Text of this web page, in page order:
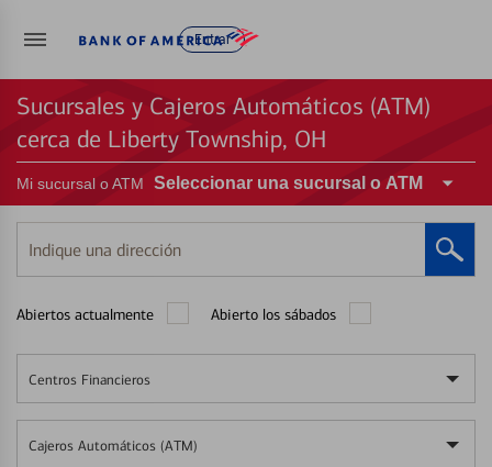
Entrar
Sucursales y Cajeros Automáticos (ATM)
cerca de Liberty Township, OH
Mi sucursal o ATM Seleccionar una sucursal o ATM
Indique
una
Abiertos actualmente Abierto los sábados
Centros Financieros
Cajeros Automáticos (ATM)